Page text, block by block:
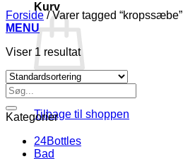
Kurv
Tilbage til shoppen
Forside /Varer tagged “kropssæbe”
MENU
Viser 1 resultat
Søg
efter:
Kategorier
24Bottles
Bad